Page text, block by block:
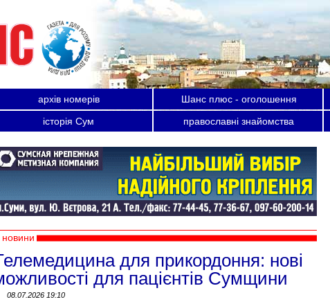
архів номерів Шанс плюс - оголошення
історія Сум
православні знайомства
новини
для прикордоння: нові
для пацієнтів Сумщини
08.07.2026 19:10